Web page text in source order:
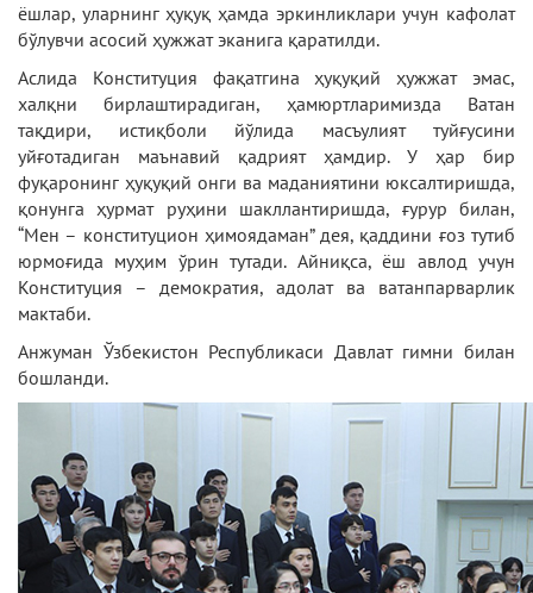
ёшлар, уларнинг ҳуқуқ ҳамда эркинликлари учун кафолат
бўлувчи асосий ҳужжат эканига қаратилди.
Аслида Конституция фақатгина ҳуқуқий ҳужжат эмас,
халқни бирлаштирадиган, ҳамюртларимизда Ватан
тақдири, истиқболи йўлида масъулият туйғусини
уйғотадиган маънавий қадрият ҳамдир. У ҳар бир
фуқаронинг ҳуқуқий онги ва маданиятини юксалтиришда,
қонунга ҳурмат руҳини шакллантиришда, ғурур билан,
“Мен – конституцион ҳимоядаман” дея, қаддини ғоз тутиб
юрмоғида муҳим ўрин тутади. Айниқса, ёш авлод учун
Конституция – демократия, адолат ва ватанпарварлик
мактаби.
Анжуман Ўзбекистон Республикаси Давлат гимни билан
бошланди.